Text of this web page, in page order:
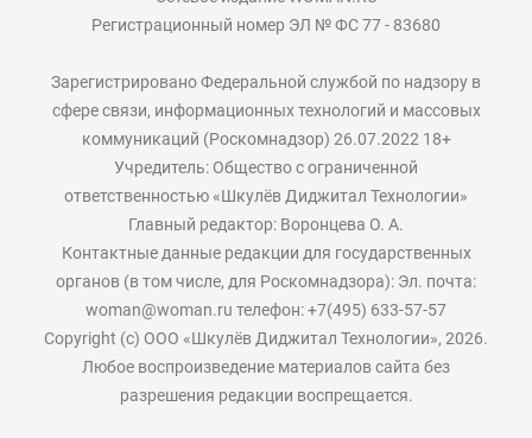
Регистрационный номер ЭЛ № ФС 77 - 83680
Зарегистрировано Федеральной службой по надзору в
сфере связи, информационных технологий и массовых
коммуникаций (Роскомнадзор) 26.07.2022 18+
Учредитель: Общество с ограниченной
ответственностью «Шкулёв Диджитал Технологии»
Главный редактор: Воронцева О. А.
Контактные данные редакции для государственных
органов (в том числе, для Роскомнадзора): Эл. почта:
woman@woman.ru телефон: +7(495) 633-57-57
Copyright (с) ООО «Шкулёв Диджитал Технологии», 2026.
Любое воспроизведение материалов сайта без
разрешения редакции воспрещается.